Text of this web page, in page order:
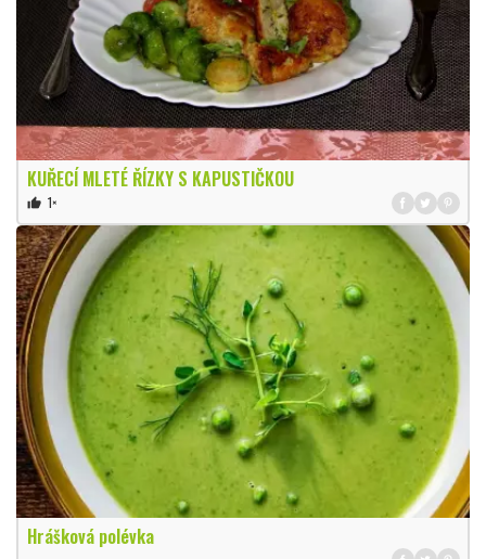
KUŘECÍ MLETÉ ŘÍZKY S KAPUSTIČKOU
thumb_up 1×
Hrášková polévka